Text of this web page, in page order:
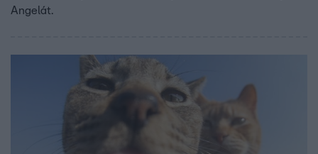
Angelát.